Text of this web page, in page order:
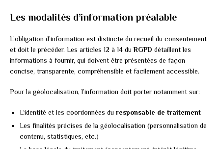
Les modalités d’information préalable
L’obligation d’information est distincte du recueil du consentement
et doit le précéder. Les articles 12 à 14 duRGPD détaillent les
informations à fournir, qui doivent être présentées de façon
concise, transparente, compréhensible et facilement accessible.
Pour la géolocalisation, l’information doit porter notamment sur:
L’identité et les coordonnées du responsable de traitement
Les finalités précises de la géolocalisation (personnalisation de
contenu, statistiques, etc.)